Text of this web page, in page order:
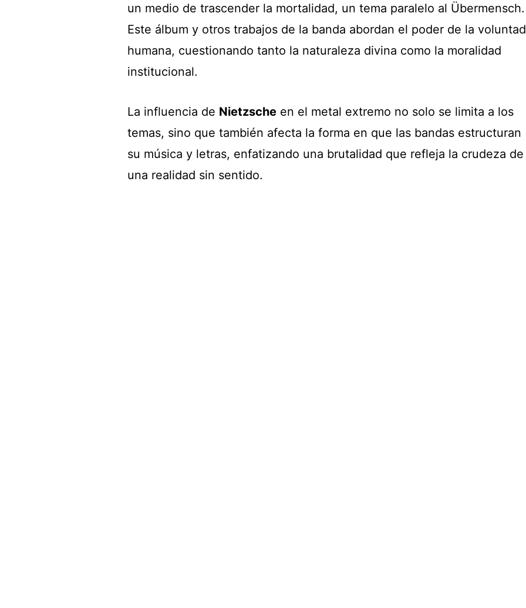
un medio de trascender la mortalidad, un tema paralelo al Übermensch.
Este álbum y otros trabajos de la banda abordan el poder de la voluntad
humana, cuestionando tanto la naturaleza divina como la moralidad
institucional.
La influencia de Nietzsche en el metal extremo no solo se limita a los
temas, sino que también afecta la forma en que las bandas estructuran
su música y letras, enfatizando una brutalidad que refleja la crudeza de
una realidad sin sentido.